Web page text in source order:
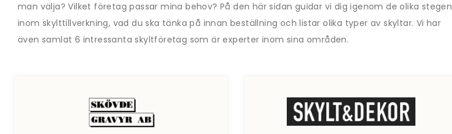
man välja? Vilket företag passar mina behov? På den här sidan guidar vi dig igenom de olika stegen
inom skylttillverkning, vad du ska tänka på innan beställning och listar olika typer av skyltar. Vi har
även samlat 6 intressanta skyltföretag som är experter inom sina områden.